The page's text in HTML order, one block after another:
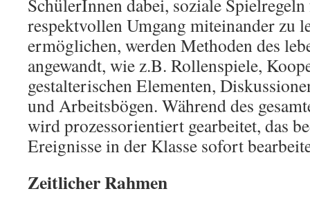
SchülerInnen dabei, soziale
respektvollen Umgang miteinander zu
ermöglichen, werden Methoden des
angewandt, wie z.B. Rollenspiele,
gestalterischen Elementen,
und Arbeitsbögen. Während des
wird prozessorientiert gearbeitet, das
Ereignisse in der Klasse sofort
Zeitlicher Rahmen